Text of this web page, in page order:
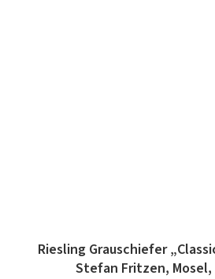
Riesling Grauschiefer
Stefan Fritzen,